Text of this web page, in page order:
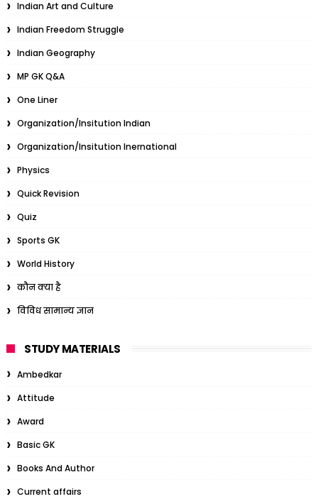
Indian Art and Culture
Indian Freedom Struggle
Indian Geography
MP GK Q&A
One Liner
Organization/Insitution Indian
Organization/Insitution Inernational
Physics
Quick Revision
Quiz
Sports GK
World History
कौन क्या है
विविध सामान्य ज्ञान
STUDY MATERIALS
Ambedkar
Attitude
Award
Basic GK
Books And Author
Current affairs